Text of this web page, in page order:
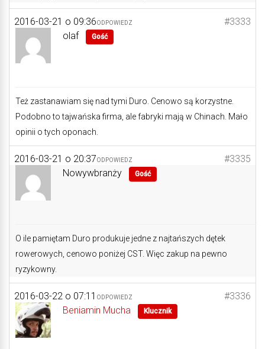
2016-03-21 o 09:36 #3333
ODPOWIEDZ
olaf Gość
Też zastanawiam się nad tymi Duro. Cenowo są korzystne.
Podobno to tajwańska firma, ale fabryki mają w Chinach. Mało
opinii o tych oponach.
2016-03-21 o 20:37 #3335
ODPOWIEDZ
Nowywbranży Gość
O ile pamiętam Duro produkuje jedne z najtańszych dętek
rowerowych, cenowo poniżej CST. Więc zakup na pewno
ryzykowny.
2016-03-22 o 07:11 #3336
ODPOWIEDZ
Beniamin Mucha Klucznik